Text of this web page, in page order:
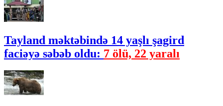
Tayland məktəbində 14 yaşlı şagird
faciəyə səbəb oldu: 7 ölü, 22 yaralı